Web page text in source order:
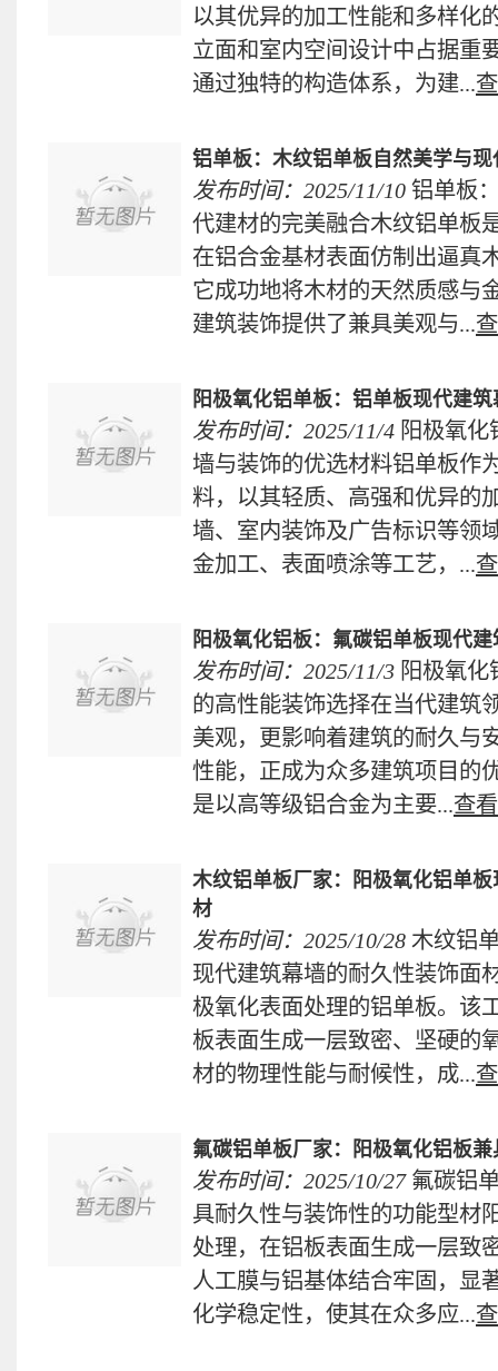
以其优异的加工性能和多样化
立面和室内空间设计中占据重
通过独特的构造体系，为建...
铝单板：木纹铝单板自然美学与
发布时间：2025/11/10 铝单板
代建材的完美融合木纹铝单板
在铝合金基材表面仿制出逼真
它成功地将木材的天然质感与
建筑装饰提供了兼具美观与...
阳极氧化铝单板：铝单板现代建
发布时间：2025/11/4 阳极氧化
墙与装饰的优选材料铝单板作
料，以其轻质、高强和优异的
墙、室内装饰及广告标识等领
金加工、表面喷涂等工艺，...
阳极氧化铝板：氟碳铝单板现代
发布时间：2025/11/3 阳极氧化
的高性能装饰选择在当代建筑
美观，更影响着建筑的耐久与
性能，正成为众多建筑项目的
是以高等级铝合金为主要...查
木纹铝单板厂家：阳极氧化铝单
材
发布时间：2025/10/28 木纹铝
现代建筑幕墙的耐久性装饰面
极氧化表面处理的铝单板。该
板表面生成一层致密、坚硬的
材的物理性能与耐候性，成...
氟碳铝单板厂家：阳极氧化铝板
发布时间：2025/10/27 氟碳铝
具耐久性与装饰性的功能型材
处理，在铝板表面生成一层致
人工膜与铝基体结合牢固，显
化学稳定性，使其在众多应...